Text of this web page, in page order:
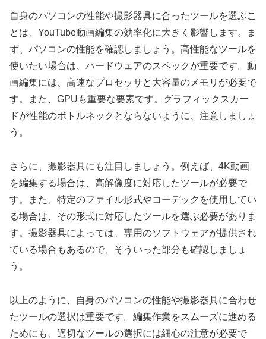
自身のパソコンの性能や撮影器具に合ったツールを選ぶこ
とは、YouTube動画編集の効率化に大きく影響します。ま
ず、パソコンの性能を確認しましょう。高性能なツールを
使いたい場合は、ハードウェアのスペックが重要です。動
画編集には、高速なプロセッサと大容量のメモリが必要で
す。また、GPUも重要な要素です。グラフィックスカー
ドが性能のボトルネックとならないように、注意しましょ
う。
さらに、撮影器具にも注目しましょう。例えば、4K動画
を編集する場合は、高解像度に対応したツールが必要で
す。また、特定のファイル形式やコーデックを使用してい
る場合は、その形式に対応したツールを選ぶ必要がありま
す。撮影器具によっては、専用のソフトウェアが提供され
ている場合もあるので、そういった部分も確認しましょ
う。
以上のように、自身のパソコンの性能や撮影器具に合わせ
たツールの選択は重要です。編集作業をスムーズに進める
ためにも、適切なツールの選択には細心の注意が必要で